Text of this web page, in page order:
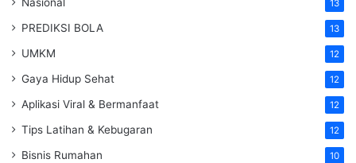
13
PREDIKSI BOLA 13
UMKM 12
Gaya Hidup Sehat 12
Aplikasi Viral & Bermanfaat 12
Tips Latihan & Kebugaran 12
Bisnis Rumahan 10